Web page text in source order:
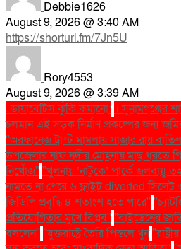
Debbie1626
August 9, 2026 @ 3:40 AM
https://shorturl.fm/7Jn5U
Rory4553
August 9, 2026 @ 3:39 AM
. ডায়াবেটিস ঝুঁকি কমানো: । সুনামগঞ্জের
চলমান এই সড়ক নির্মাণ প্রকল্পের জন্য
''অরফানেজ ট্রাস্ট মামলায় সাজার রায়
উপজেলার নাফ নদীর মোহনায় মাছ ধরতে
নিখোঁজ'' ''খুলনায় ‘নাটুকে’ পার্কে জলবায়ু
নামতে না পেরে ৬ ফ্লাইট diverted
জিডিপি প্রবৃদ্ধি ৪ শতাংশ হতে পারে''
প্রতিযোগিতার মুখে বিপ্লব'' ''বাইডেনের
বললেন'' ''যুক্তরাষ্ট্রে তৈরি পিস্তলে খুন